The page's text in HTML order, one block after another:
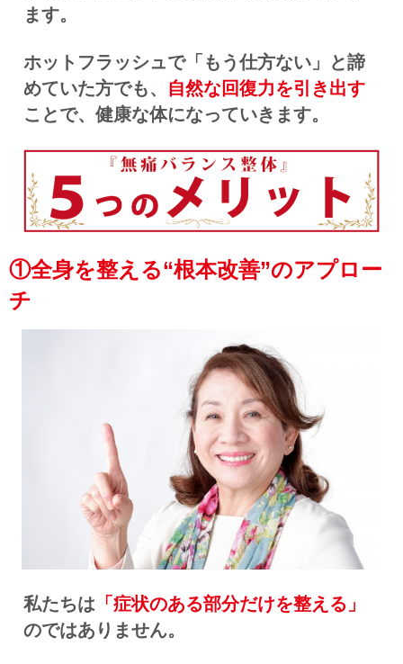
ます。
ホットフラッシュで「もう仕方ない」と諦
めていた方でも、 自然な回復力を引き出す
ことで、健康な体になっていきます。
①全身を整える“根本改善”のアプロー
チ
私たちは 「症状のある部分だけを整える」
のではありません。